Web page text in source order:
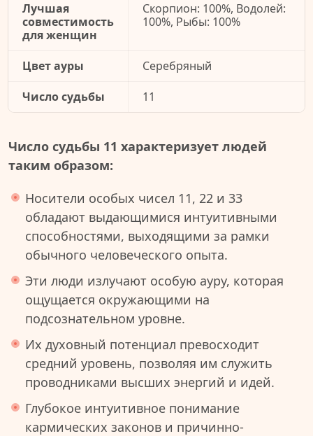
Лучшая
совместимость
для женщин
Скорпион: 100%, Водолей:
100%, Рыбы: 100%
Цвет ауры
Серебряный
Число судьбы
11
Число судьбы 11 характеризует людей
таким образом:
Носители особых чисел 11, 22 и 33
обладают выдающимися интуитивными
способностями, выходящими за рамки
обычного человеческого опыта.
Эти люди излучают особую ауру, которая
ощущается окружающими на
подсознательном уровне.
Их духовный потенциал превосходит
средний уровень, позволяя им служить
проводниками высших энергий и идей.
Глубокое интуитивное понимание
кармических законов и причинно-